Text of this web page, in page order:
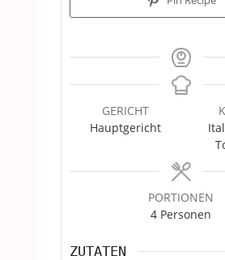
GERICHT
Hauptgericht
PORTIONEN
4 Personen
ZUTATEN